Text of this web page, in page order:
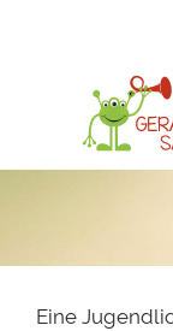
Eine